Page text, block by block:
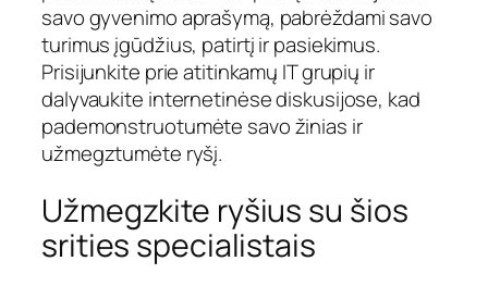
savo gyvenimo aprašymą, pabrėždami savo
turimus įgūdžius, patirtį ir pasiekimus.
Prisijunkite prie atitinkamų IT grupių ir
dalyvaukite internetinėse diskusijose, kad
pademonstruotumėte savo žinias ir
užmegztumėte ryšį.
Užmegzkite ryšius su šios
srities specialistais